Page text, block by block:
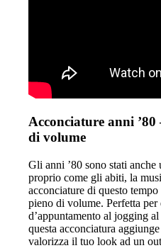
Acconciature anni
di volume
Gli anni ’80 sono stati
proprio come gli abiti, la
acconciature di questo
pieno di volume. Perfetta per
d’appuntamento al jogging
questa acconciatura
valorizza il tuo look ad un